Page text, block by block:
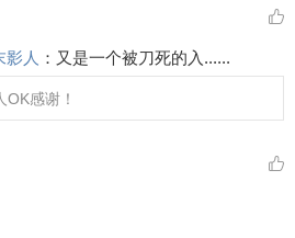
影人 ： 又是一个被刀死的入......
OK感谢！